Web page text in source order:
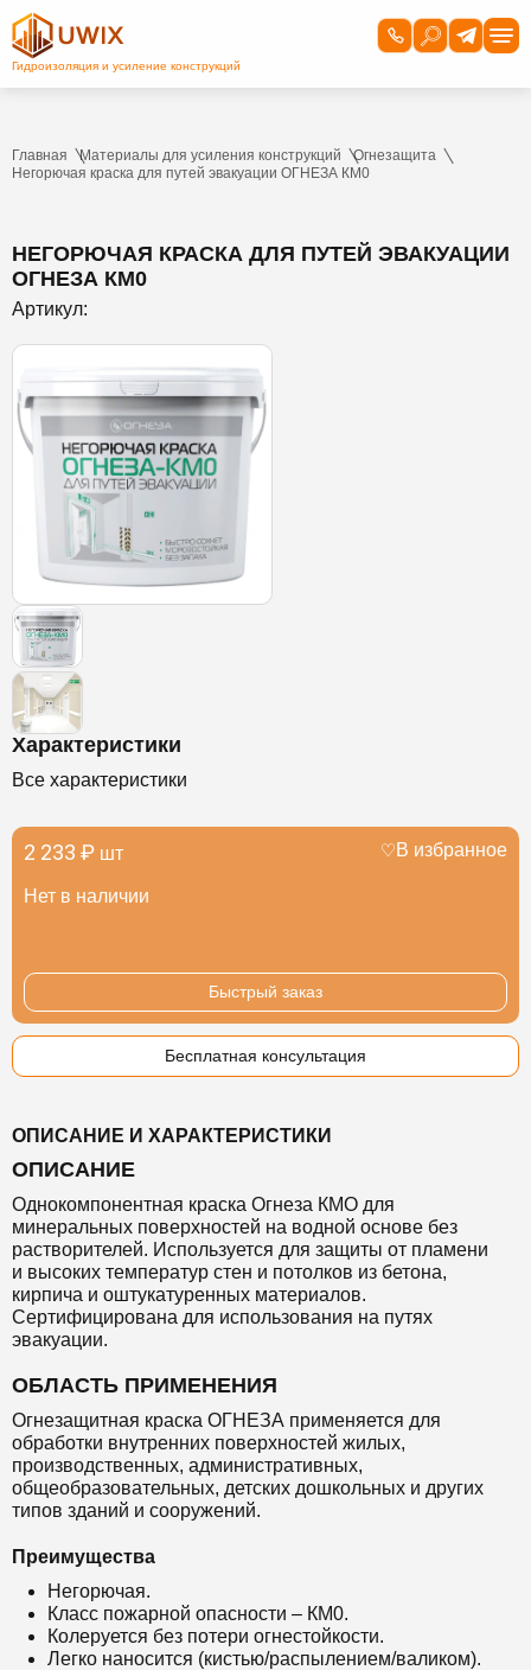
Главная Материалы для усиления конструкций
Огнезащита
Негорючая краска для путей эвакуации ОГНЕЗА КМ0
НЕГОРЮЧАЯ КРАСКА ДЛЯ ПУТЕЙ ЭВАКУАЦИИ
ОГНЕЗА КМ0
Артикул:
Характеристики
Все характеристики
2 233 ₽ шт
Нет в наличии
В избранное
Быстрый заказ
Бесплатная консультация
ОПИСАНИЕ И ХАРАКТЕРИСТИКИ
ОПИСАНИЕ
Однокомпонентная краска Огнеза КМО для
минеральных поверхностей на водной основе без
растворителей. Используется для защиты от пламени
и высоких температур стен и потолков из бетона,
кирпича и оштукатуренных материалов.
Сертифицирована для использования на путях
эвакуации.
ОБЛАСТЬ ПРИМЕНЕНИЯ
Огнезащитная краска ОГНЕЗА применяется для
обработки внутренних поверхностей жилых,
производственных, административных,
общеобразовательных, детских дошкольных и других
типов зданий и сооружений.
Преимущества
Негорючая.
Класс пожарной опасности – КМ0.
Колеруется без потери огнестойкости.
Легко наносится (кистью/распылением/валиком).